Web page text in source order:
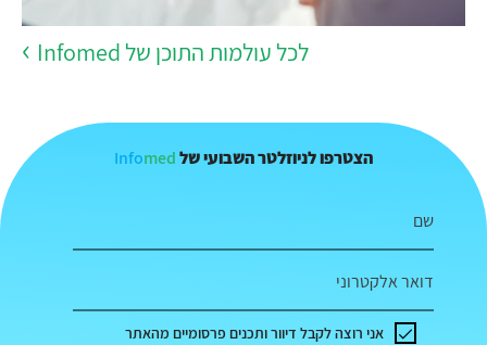
לכל עולמות התוכן של Infomed
הצטרפו לניוזלטר השבועי של Infomed
שם
דואר אלקטרוני
אני רוצה לקבל דיוור ותכנים פרסומיים מהאתר